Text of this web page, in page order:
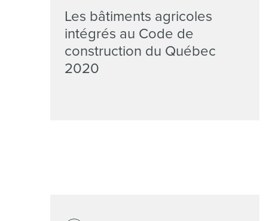
Les bâtiments agricoles
intégrés au Code de
construction du Québec
2020